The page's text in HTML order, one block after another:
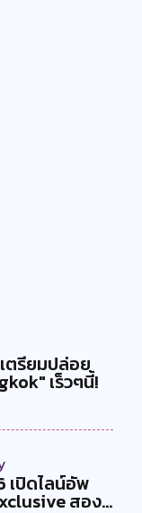
ตรียมปล่อย
เร็วๆนี้!
เปิดไลน์อัพ
สอง